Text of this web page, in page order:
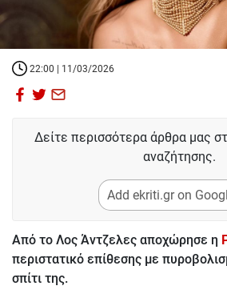
22:00 | 11/03/2026
Δείτε περισσότερα άρθρα μας
αναζήτησης.
Add ekriti.gr on
Από το Λος Άντζελες αποχώρησε η
περιστατικό επίθεσης με
σπίτι της.